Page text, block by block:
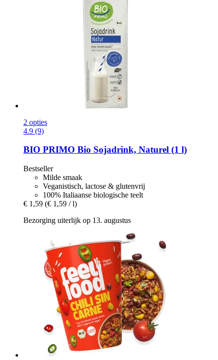
2 opties
4.9 (9)
BIO PRIMO Bio Sojadrink, Naturel (1 l)
Bestseller
Milde smaak
Veganistisch, lactose & glutenvrij
100% Italiaanse biologische teelt
€ 1,59 (€ 1,59 / l)
Bezorging uiterlijk op 13. augustus